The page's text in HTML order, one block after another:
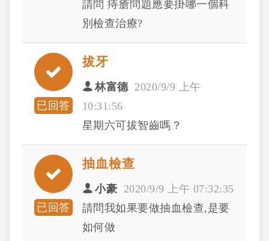
請問 痔瘡問題應要掛哪一個科
別檢查治療?
已回答
拔牙
林富德 2020/9/9 上午
10:31:56
星期六可拔智齒嗎？
已回答
抽血檢查
小豪 2020/9/9 上午 07:32:35
請問我如果要做抽血檢查,是要
如何做